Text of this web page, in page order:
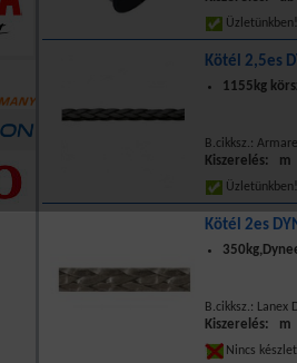
Kötél 2,5es
1155kg
B.cikksz.:
Kiszerelés: m
Kötél 2es
B.cikksz.: Lanex
Kiszerelés: m
Nincs